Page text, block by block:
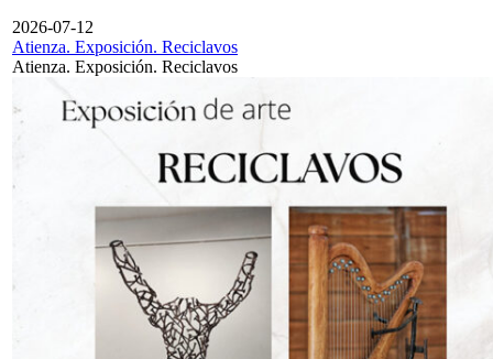
2026-07-12
Atienza. Exposición. Reciclavos
Atienza. Exposición. Reciclavos